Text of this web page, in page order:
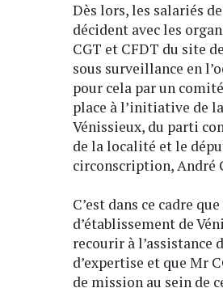
Dès lors, les salariés
décident avec les
CGT et CFDT du site
sous surveillance en
pour cela par un
place à l’initiative de
Vénissieux, du parti
de la localité et le
circonscription, André
C’est dans ce cadre
d’établissement de
recourir à l’assistance
d’expertise et que Mr
de mission au sein de